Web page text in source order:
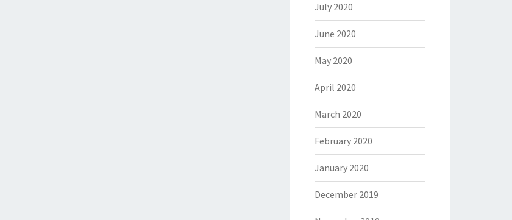
July 2020
June 2020
May 2020
April 2020
March 2020
February 2020
January 2020
December 2019